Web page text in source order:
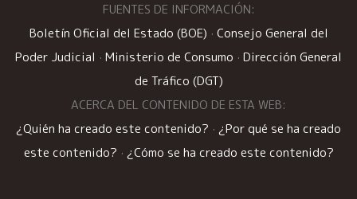
FUENTES DE INFORMACIÓN:
Boletín Oficial del Estado (BOE) · Consejo General del
Poder Judicial · Ministerio de Consumo · Dirección General
de Tráfico (DGT)
ACERCA DEL CONTENIDO DE ESTA WEB:
¿Quién ha creado este contenido? · ¿Por qué se ha creado
este contenido? · ¿Cómo se ha creado este contenido?